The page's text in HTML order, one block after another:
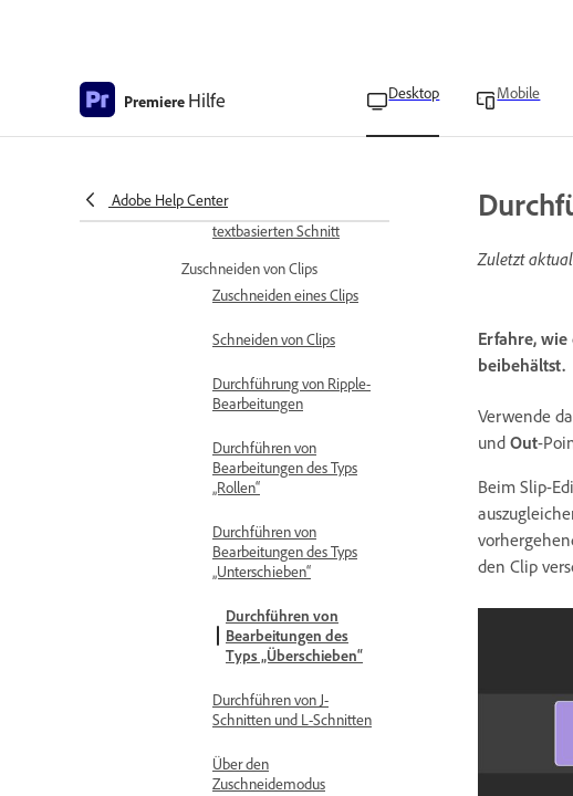
Premiere Hilfe Desktop Mobile
Adobe Help Center
Entfernen aller Instanzen
Audio-Unterstützung im
textbasierten Schnitt
Zuschneiden von Clips
Zuschneiden eines Clips
Schneiden von Clips
Durchführung von Ripple-
Bearbeitungen
Durchführen von
Bearbeitungen des Typs
„Rollen“
Durchführen von
Bearbeitungen des Typs
„Unterschieben“
Durchführen von
Bearbeitungen des
Typs „Überschieben“
Durchführen von J-
Schnitten und L-Schnitten
Über den
Zuschneidemodus
Zuletzt
Erfahre,
beibehältst.
Verwende
und Out-
Beim Slip-
den Clip